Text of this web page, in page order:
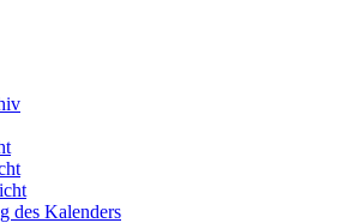
des Kalenders